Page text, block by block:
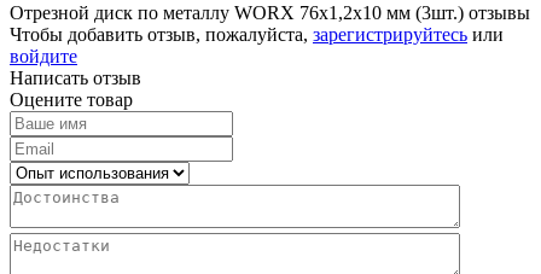
Отрезной диск по металлу WORX 76х1,2х10 мм (3шт.) отзывы
Чтобы добавить отзыв, пожалуйста, зарегистрируйтесь или
войдите
Написать отзыв
Оцените товар